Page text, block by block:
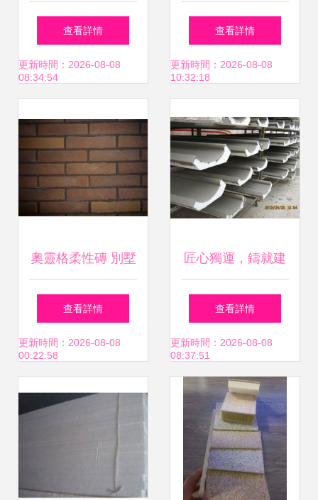
大全 聚焦隔聲與吸
聲材料
查看詳情
更新時間：2026-08-08
08:34:54
飾材料制品廠產品
展示
查看詳情
更新時間：2026-08-08
10:32:18
奧靈格柔性磚 別墅
外墻裝修的藝術與
科技新選擇
查看詳情
更新時間：2026-08-08
00:22:58
匠心獨運，鑄就建
筑之美 外墻裝飾用
品廠家的創新與發
展
查看詳情
更新時間：2026-08-08
08:37:51